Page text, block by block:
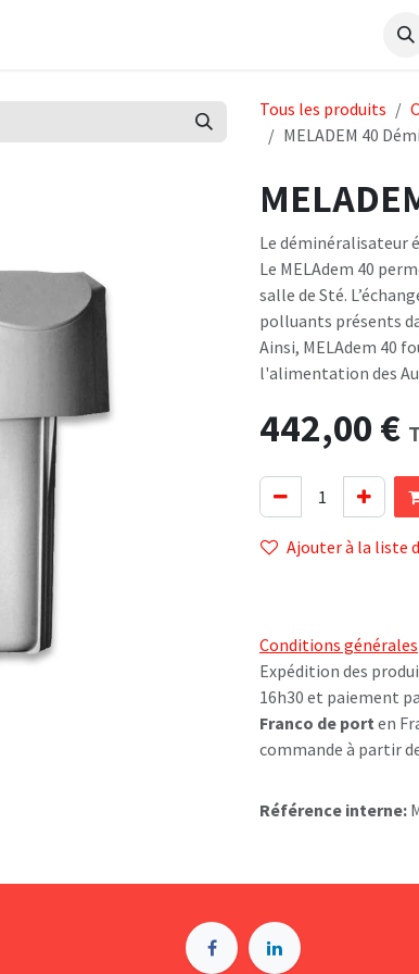
Tous les produits
MELADEM 40
Le déminéralisateur
Le MELAdem 40
salle de Sté.
polluants présents
Ainsi, MELAdem 40
l'alimentation des
442,00€
Ajouter à la liste
Conditions générales
Expédition des
16h30 et paiement
Franco de port en
commande à partir
Référence interne: